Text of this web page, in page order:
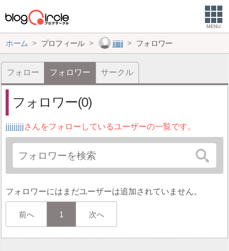
MENU
ホーム プロフィール jjjjjjjjj フォロワー
フォロー フォロワー サークル
フォロワー(0)
jjjjjjjjjさんをフォローしているユーザーの一覧です。
フォロワーにはまだユーザーは追加されていません。
前へ 1 次へ